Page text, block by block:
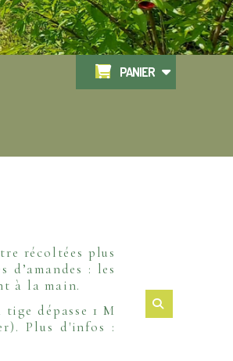
PANIER
récoltées plus
: les
à la main.
dépasse 1 M
Plus d'infos :